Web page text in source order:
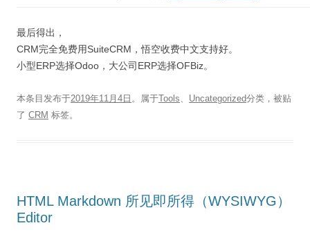
最后得出，
CRM完全免费用SuiteCRM，悟空收费中文支持好。
小型ERP选择Odoo，大公司ERP选择OFBiz。
本条目发布于2019年11月4日 。属于Tools、 Uncategorized分类，被贴
了 CRM 标签。
HTML Markdown 所见即所得（WYSIWYG）
Editor